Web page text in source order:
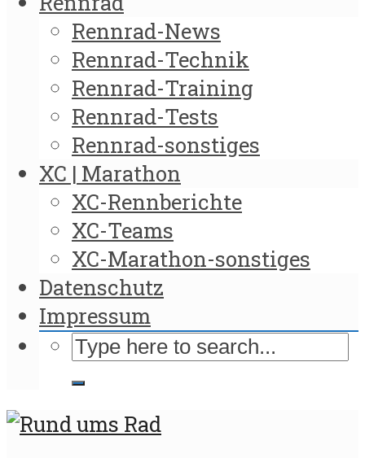
Rennrad-News
Rennrad-Technik
Rennrad-Training
Rennrad-Tests
Rennrad-sonstiges
XC | Marathon
XC-Rennberichte
XC-Teams
XC-Marathon-sonstiges
Datenschutz
Impressum